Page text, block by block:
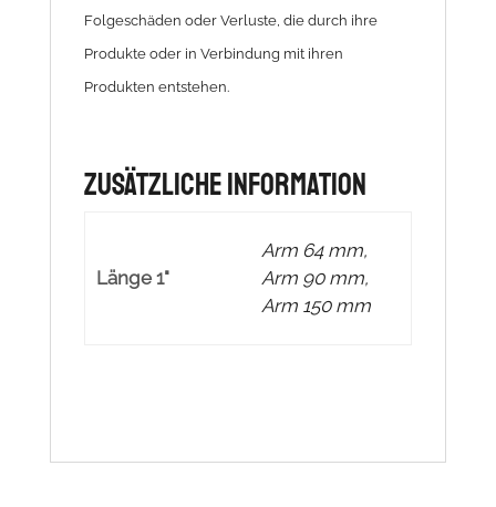
Folgeschäden oder Verluste, die durch ihre
Produkte oder in Verbindung mit ihren
Produkten entstehen.
Zusätzliche Information
Länge 1"
Arm 64 mm,
Arm 90 mm,
Arm 150 mm